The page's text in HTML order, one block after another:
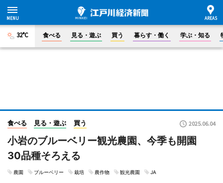
32°C 食べる 見る・遊ぶ 買う 暮らす・働く 学ぶ・知る
食べる 見る・遊ぶ 買う 2025.06.04
小岩のブルーベリー観光農園、今季も開園
30品種そろえる
農園 ブルーベリー 栽培 農作物 観光農園 JA